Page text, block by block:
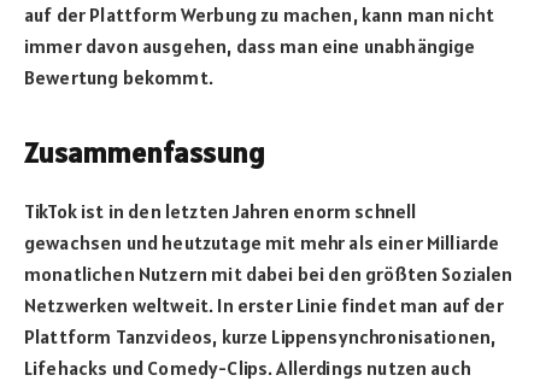
auf der Plattform Werbung zu machen, kann man nicht
immer davon ausgehen, dass man eine unabhängige
Bewertung bekommt.
Zusammenfassung
TikTok ist in den letzten Jahren enorm schnell
gewachsen und heutzutage mit mehr als einer Milliarde
monatlichen Nutzern mit dabei bei den größten Sozialen
Netzwerken weltweit. In erster Linie findet man auf der
Plattform Tanzvideos, kurze Lippensynchronisationen,
Lifehacks und Comedy-Clips. Allerdings nutzen auch